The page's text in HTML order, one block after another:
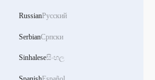
RussianРусский
SerbianСрпски
Sinhaleseසිංහල